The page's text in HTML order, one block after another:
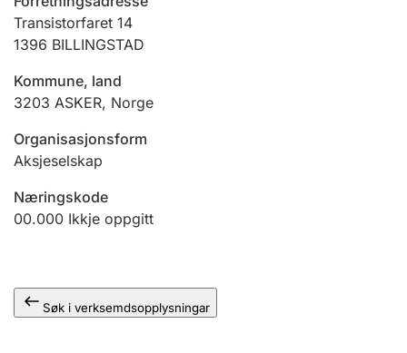
Jeger
Ektepaktrettleiaren
Andre tema
Transistorfaret 14
1396 BILLINGSTAD
Kommune, land
3203 ASKER, Norge
Organisasjonsform
Aksjeselskap
Næringskode
00.000 Ikkje oppgitt
Søk i verksemdsopplysningar